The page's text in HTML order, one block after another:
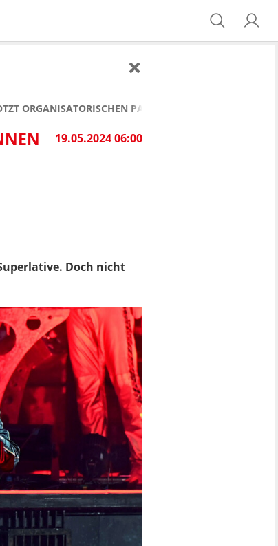
ORGANISATORISCHEN PANNEN
19.05.2024 06:00
. Doch nicht